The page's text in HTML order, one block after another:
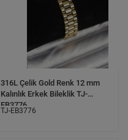
316L Çelik Gold Renk 12 mm
Kalınlık Erkek Bileklik TJ-
EB3776
TJ-EB3776